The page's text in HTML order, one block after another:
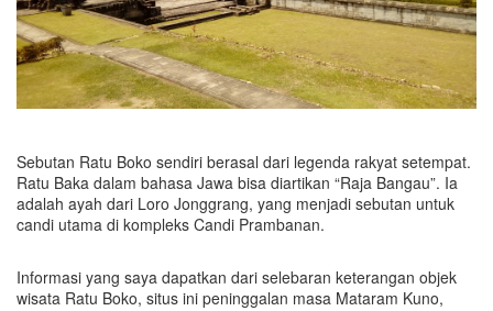
Sebutan Ratu Boko sendiri berasal dari legenda rakyat setempat.
Ratu Baka dalam bahasa Jawa bisa diartikan “Raja Bangau”. Ia
adalah ayah dari Loro Jonggrang, yang menjadi sebutan untuk
candi utama di kompleks Candi Prambanan.
Informasi yang saya dapatkan dari selebaran keterangan objek
wisata Ratu Boko, situs ini peninggalan masa Mataram Kuno,